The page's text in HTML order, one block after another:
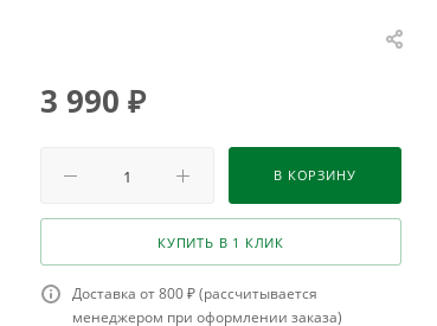
3 990 ₽
В КОРЗИНУ
КУПИТЬ В 1 КЛИК
Доставка от 800 ₽ (рассчитывается
менеджером при оформлении заказа)